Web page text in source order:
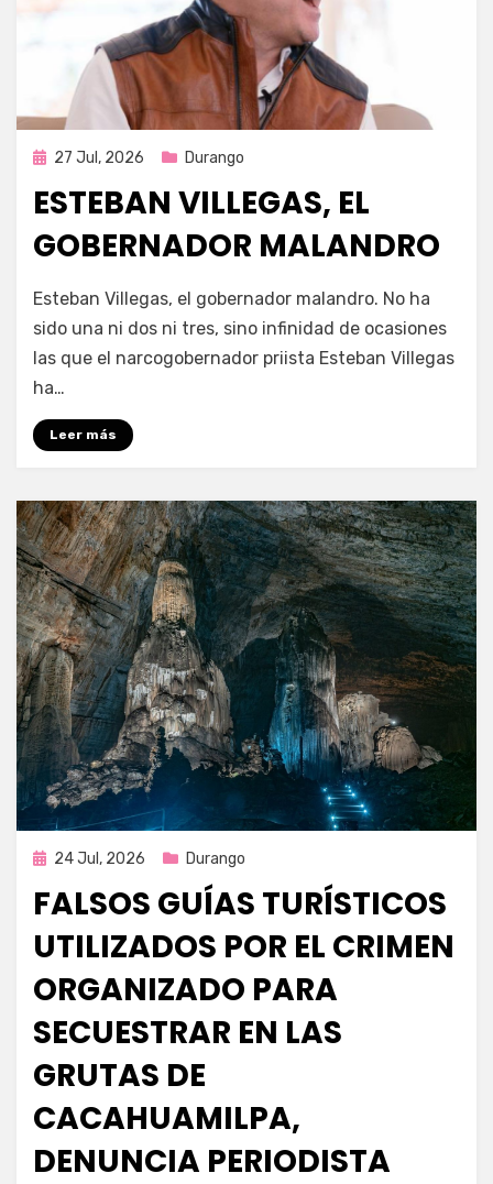
Publicada
27 Jul, 2026 Durango
ESTEBAN VILLEGAS, EL
GOBERNADOR MALANDRO
por Fernando Miranda Servín
Esteban Villegas, el gobernador malandro. No ha
sido una ni dos ni tres, sino infinidad de ocasiones
las que el narcogobernador priista Esteban Villegas
ha…
Leer más
Publicada
24 Jul, 2026 Durango
FALSOS GUÍAS TURÍSTICOS
UTILIZADOS POR EL CRIMEN
ORGANIZADO PARA
SECUESTRAR EN LAS
GRUTAS DE
CACAHUAMILPA,
DENUNCIA PERIODISTA